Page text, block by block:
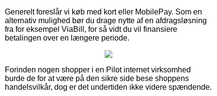
Generelt foreslår vi køb med kort eller MobilePay. Som en
alternativ mulighed bør du drage nytte af en afdragsløsning
fra for eksempel ViaBill, for så vidt du vil finansiere
betalingen over en længere periode.
Forinden nogen shopper i en Pilot internet virksomhed
burde de for at være på den sikre side bese shoppens
handelsvilkår, dog er det undertiden ikke videre spændende.